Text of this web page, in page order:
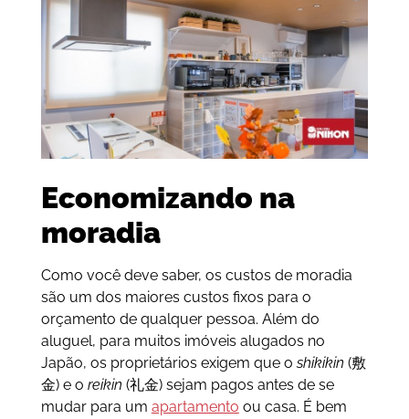
Economizando na
moradia
Como você deve saber, os custos de moradia
são um dos maiores custos fixos para o
orçamento de qualquer pessoa. Além do
aluguel, para muitos imóveis alugados no
Japão, os proprietários exigem que oshikikin (敷
金) e o reikin (礼金) sejam pagos antes de se
mudar para um apartamento ou casa. É bem